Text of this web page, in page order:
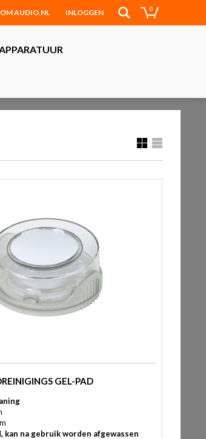
AUDIO.NL INLOGGEN 0
GEL-PAD
kan na gebruik worden afgewassen